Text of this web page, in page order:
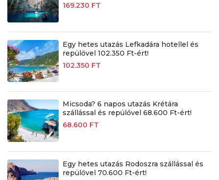
169.230 FT
Egy hetes utazás Lefkadára hotellel és
repülővel 102.350 Ft-ért!
102.350 FT
Micsoda? 6 napos utazás Krétára
szállással és repülővel 68.600 Ft-ért!
68.600 FT
Egy hetes utazás Rodoszra szállással és
repülővel 70.600 Ft-ért!